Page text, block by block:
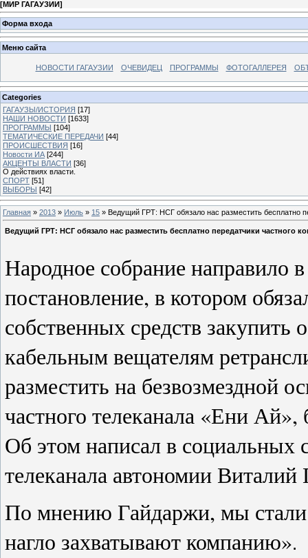
[МИР ГАГАУЗИИ]
Форма входа
Меню сайта
НОВОСТИ ГАГАУЗИИ ОЧЕВИДЕЦ ПРОГРАММЫ ФОТОГАЛЛЕРЕЯ
Categories
ГАГАУЗЫ/ИСТОРИЯ [17]
НАШИ НОВОСТИ [1633]
ПРОГРАММЫ [104]
ТЕМАТИЧЕСКИЕ ПЕРЕДАЧИ [44]
ПРОИСШЕСТВИЯ [16]
Новости ИА [244]
АКЦЕНТЫ ВЛАСТИ [36]
О действиях власти.
СПОРТ [51]
ВЫБОРЫ [42]
Главная » 2013 » Июль » 15 » Ведущий ГРТ: НСГ обязало нас разместить бесплатно
Ведущий ГРТ: НСГ обязало нас разместить бесплатно передатчики частного
Народное собрание направило
постановление, в котором
собственных средств закупить
кабельным вещателям
разместить на безвозмездной
частного телеканала «Ени
Об этом написал в социальных
телеканала автономии
По мнению Гайдаржи, мы стали
нагло захватывают компанию».